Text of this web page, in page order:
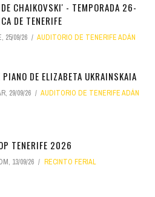
CHAIKOVSKI' - TEMPORADA 26-
DE TENERIFE
25/09/26
AUDITORIO DE TENERIFE ADÁN
PIANO DE ELIZABETA UKRAINSKAIA
29/09/26
AUDITORIO DE TENERIFE ADÁN
TENERIFE 2026
13/09/26 RECINTO FERIAL